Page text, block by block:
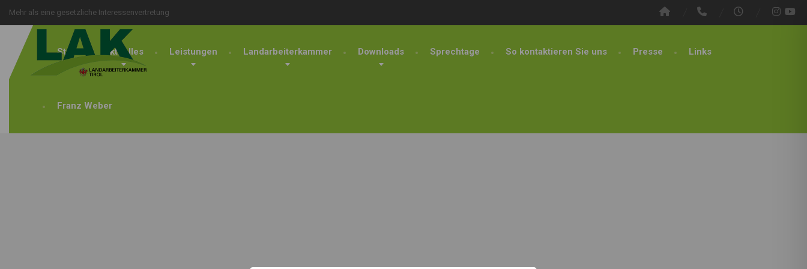
Mehr als eine gesetzliche Interessenvertretung
Start Aktuelles Leistungen Landarbeiterkammer Downloads Sprechtage So kontaktieren Sie uns Presse Links
Franz Weber